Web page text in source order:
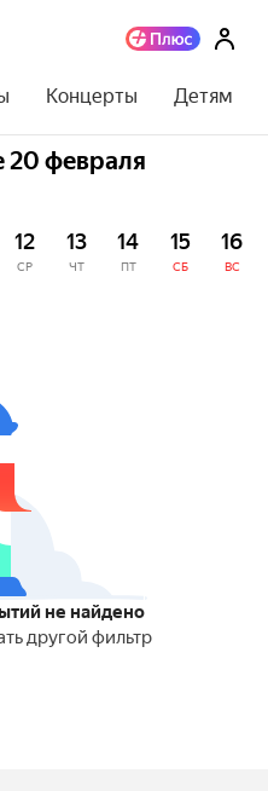
Концерты Детям
20 февраля
12
СР
13
ЧТ
14
ПТ
15
СБ
16
ВС
не найдено
другой фильтр